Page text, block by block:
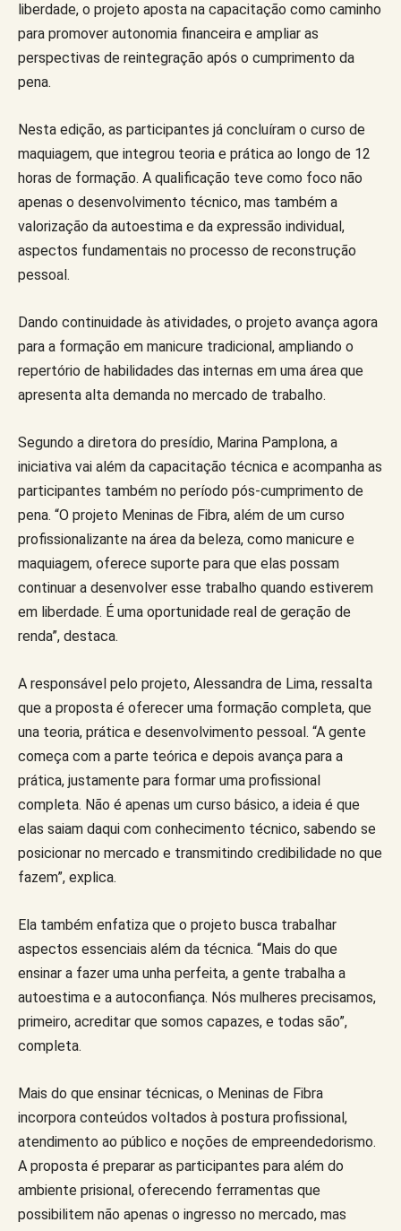
liberdade, o projeto aposta na capacitação como caminho
para promover autonomia financeira e ampliar as
perspectivas de reintegração após o cumprimento da
pena.
Nesta edição, as participantes já concluíram o curso de
maquiagem, que integrou teoria e prática ao longo de 12
horas de formação. A qualificação teve como foco não
apenas o desenvolvimento técnico, mas também a
valorização da autoestima e da expressão individual,
aspectos fundamentais no processo de reconstrução
pessoal.
Dando continuidade às atividades, o projeto avança agora
para a formação em manicure tradicional, ampliando o
repertório de habilidades das internas em uma área que
apresenta alta demanda no mercado de trabalho.
Segundo a diretora do presídio, Marina Pamplona, a
iniciativa vai além da capacitação técnica e acompanha as
participantes também no período pós-cumprimento de
pena. “O projeto Meninas de Fibra, além de um curso
profissionalizante na área da beleza, como manicure e
maquiagem, oferece suporte para que elas possam
continuar a desenvolver esse trabalho quando estiverem
em liberdade. É uma oportunidade real de geração de
renda”, destaca.
A responsável pelo projeto, Alessandra de Lima, ressalta
que a proposta é oferecer uma formação completa, que
una teoria, prática e desenvolvimento pessoal. “A gente
começa com a parte teórica e depois avança para a
prática, justamente para formar uma profissional
completa. Não é apenas um curso básico, a ideia é que
elas saiam daqui com conhecimento técnico, sabendo se
posicionar no mercado e transmitindo credibilidade no que
fazem”, explica.
Ela também enfatiza que o projeto busca trabalhar
aspectos essenciais além da técnica. “Mais do que
ensinar a fazer uma unha perfeita, a gente trabalha a
autoestima e a autoconfiança. Nós mulheres precisamos,
primeiro, acreditar que somos capazes, e todas são”,
completa.
Mais do que ensinar técnicas, o Meninas de Fibra
incorpora conteúdos voltados à postura profissional,
atendimento ao público e noções de empreendedorismo.
A proposta é preparar as participantes para além do
ambiente prisional, oferecendo ferramentas que
possibilitem não apenas o ingresso no mercado, mas